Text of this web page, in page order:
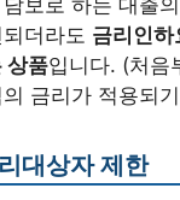
더라도 금리인
상품입니다. (처음
금리가 적용되
대상자 제한